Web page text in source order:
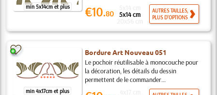
min 5x14cm et plus €10.80 5x14 cm
AUTRES TAILLES,
PLUS D'OPTIONS
min 4x17cm et plus
Bordure Art Nouveau 051
Le pochoir réutilisable à monocouche pour
la décoration, les détails du dessin
permettent de le commander...